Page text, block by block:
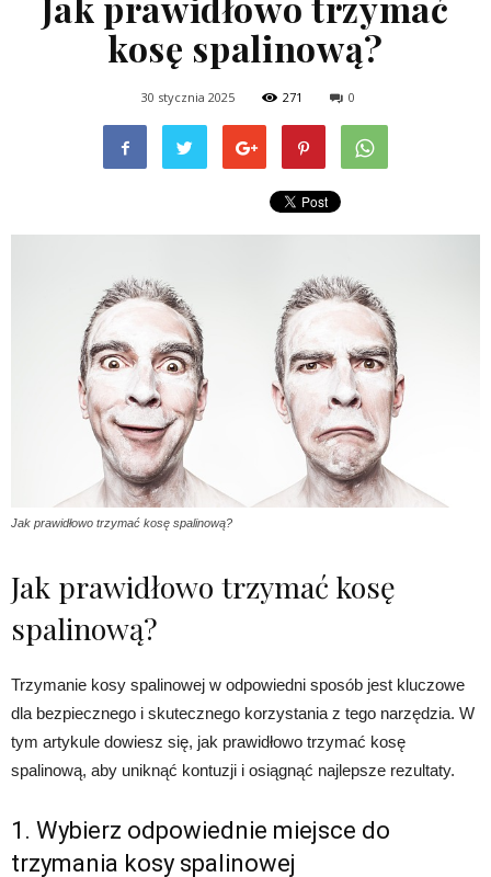
kosę spalinową?
30 stycznia 2025 271 0
Jak prawidłowo trzymać kosę spalinową?
Jak prawidłowo trzymać kosę
spalinową?
Trzymanie kosy spalinowej w odpowiedni sposób jest kluczowe
dla bezpiecznego i skutecznego korzystania z tego narzędzia. W
tym artykule dowiesz się, jak prawidłowo trzymać kosę
spalinową, aby uniknąć kontuzji i osiągnąć najlepsze rezultaty.
1. Wybierz odpowiednie miejsce do
trzymania kosy spalinowej